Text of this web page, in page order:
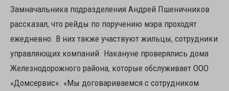
Замначальника подразделения Андрей Пшеничников
рассказал, что рейды по поручению мэра проходят
ежедневно. В них также участвуют жильцы, сотрудники
управляющих компаний. Накануне проверялись дома
Железнодорожного района, которые обслуживает ООО
«Домсервис». «Мы договариваемся с сотрудником